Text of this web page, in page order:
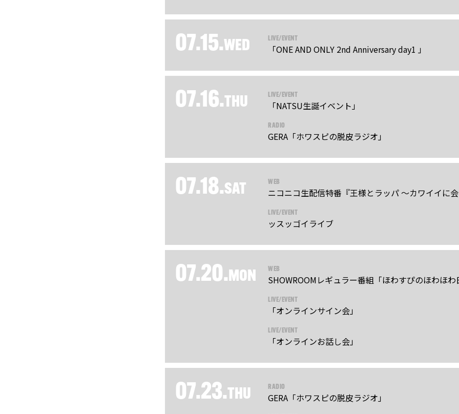
07.15.WED LIVE/EVENT
「ONE AND ONLY 2nd Anniversary day1 」
07.16.THU LIVE/EVENT
「NATSU生誕イベント」
RADIO
GERA「ホワスピの脱皮ラジオ」
07.18.SAT WEB
ニコニコ生配信特番『王様とラッパ ～カワイイに
LIVE/EVENT
ッスッゴイライブ
07.20.MON WEB
SHOWROOMレギュラー番組「ほわすぴのほわほわ
LIVE/EVENT
「オンラインサイン会」
LIVE/EVENT
「オンラインお話し会」
07.23.THU RADIO
GERA「ホワスピの脱皮ラジオ」